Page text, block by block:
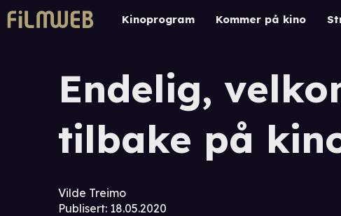
Kinoprogram Kommer på kino
Endelig,
tilbake på
Vilde Treimo
Publisert: 18.05.2020